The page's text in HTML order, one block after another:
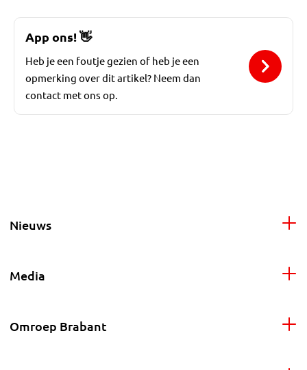
App ons!👋
Heb je een foutje gezien of heb je een
opmerking over dit artikel? Neem dan
contact met ons op.
Nieuws
Media
Omroep Brabant